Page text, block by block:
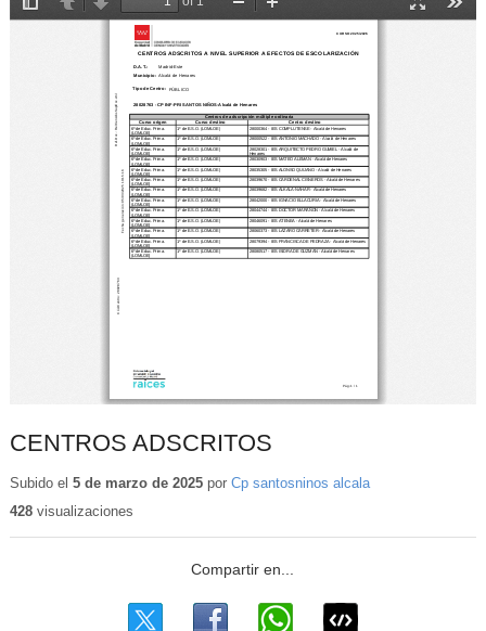
CENTROS ADSCRITOS
Subido el 5 de marzo de 2025por Cp santosninos alcala
428visualizaciones